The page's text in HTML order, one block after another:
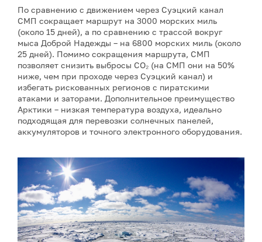
По сравнению с движением через Суэцкий канал
СМП сокращает маршрут на 3000 морских миль
(около 15 дней), а по сравнению с трассой вокруг
мыса Доброй Надежды – на 6800 морских миль (около
25 дней). Помимо сокращения маршрута, СМП
позволяет снизить выбросы CO₂ (на СМП они на 50%
ниже, чем при проходе через Суэцкий канал) и
избегать рискованных регионов с пиратскими
атаками и заторами. Дополнительное преимущество
Арктики – низкая температура воздуха, идеально
подходящая для перевозки солнечных панелей,
аккумуляторов и точного электронного оборудования.